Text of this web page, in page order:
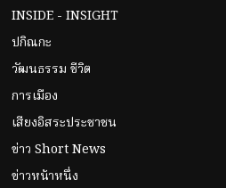
INSIDE - INSIGHT
ปกิณกะ
วัฒนธรรม ชีวิต
การเมือง
เสียงอิสระประชาชน
ข่าว Short News
ข่าวหน้าหนึ่ง